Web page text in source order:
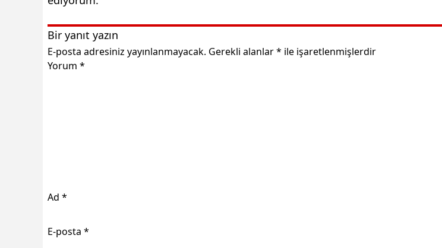
Bir yanıt yazın
E-posta adresiniz yayınlanmayacak. Gerekli alanlar* ile işaretlenmişlerdir
Yorum *
Ad *
E-posta *